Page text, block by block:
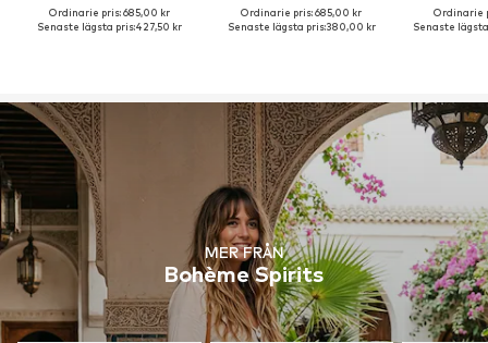
Ordinarie pris: 685,00 kr
Senaste lägsta pris:427,50 kr
Ordinarie pris: 685,00 kr
Senaste lägsta pris:380,00 kr
Ordinarie
Senaste
MER FRÅN
Bohème Spirits